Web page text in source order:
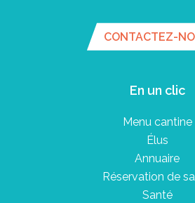
CONTACTEZ-
En un clic
Menu cantine
Élus
Annuaire
Réservation de
Santé